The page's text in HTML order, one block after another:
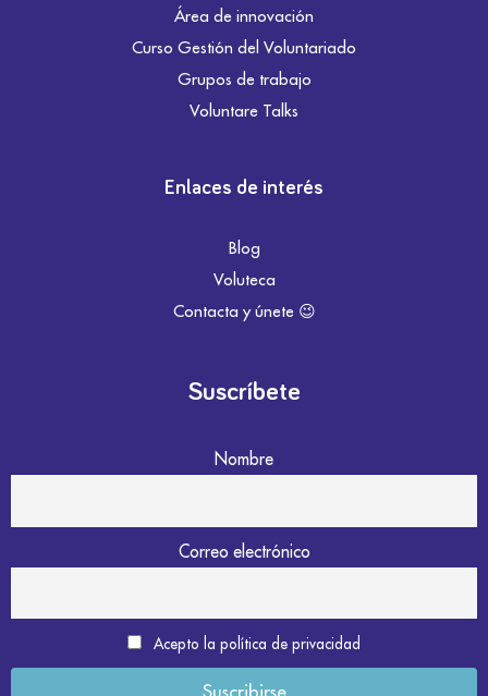
Área de innovación
Curso Gestión del Voluntariado
Grupos de trabajo
Voluntare Talks
Enlaces de interés
Blog
Voluteca
Contacta y únete 😉
Suscríbete
Nombre
Correo electrónico
Acepto la política de privacidad